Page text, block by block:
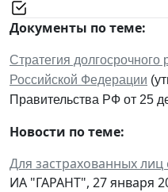
Документы по теме:
Стратегия
Российской Федерации
Правительства РФ от 25
Новости по теме:
Для застрахованных
ИА "ГАРАНТ", 27 января